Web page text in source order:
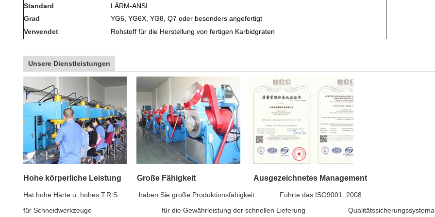
Standard
LÄRM-ANSI
Grad
YG6, YG6X, YG8, Q7 oder besonders angefertigt
Verwendet
Rohstoff für die Herstellung von fertigen Karbidgraten
Unsere Dienstleistungen
Hohe körperliche Leistung Große Fähigkeit Ausgezeichnetes Management
Hat hohe Härte u. hohes T.R.S haben Sie große Produktionsfähigkeit Führte das ISO9001: 2008
für Schneidwerkzeuge für die Gewährleistung der schnellen Lieferung